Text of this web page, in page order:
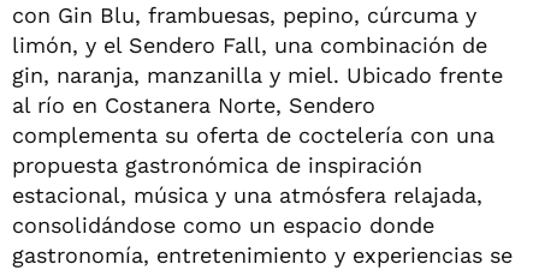
con Gin Blu, frambuesas, pepino, cúrcuma y
limón, y el Sendero Fall, una combinación de
gin, naranja, manzanilla y miel. Ubicado frente
al río en Costanera Norte, Sendero
complementa su oferta de coctelería con una
propuesta gastronómica de inspiración
estacional, música y una atmósfera relajada,
consolidándose como un espacio donde
gastronomía, entretenimiento y experiencias se